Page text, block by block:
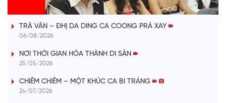
a
V
i
VÀI PHÚT DÀNH CHO QUẢNG BÁ
TRÀ VÂN – ĐHỊ DA DING CA COONG PRÁ XAY
06/08/2026
NƠI THỜI GIAN HÓA THÀNH DI SẢN
25/05/2026
CHIÊM CHIÊM – MỘT KHÚC CA BI TRÁNG
24/07/2026